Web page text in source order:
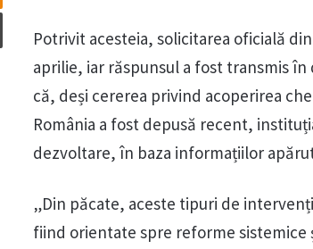
Potrivit acesteia, solicitarea oficială
aprilie, iar răspunsul a fost transmis
că, deși cererea privind acoperirea
România a fost depusă recent,
dezvoltare, în baza informațiilor
„Din păcate, aceste tipuri de
fiind orientate spre reforme
Tipărește